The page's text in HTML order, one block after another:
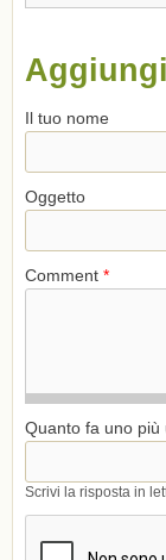
Il tuo nome
Oggetto
Comment *
Quanto fa uno più
Scrivi la risposta in